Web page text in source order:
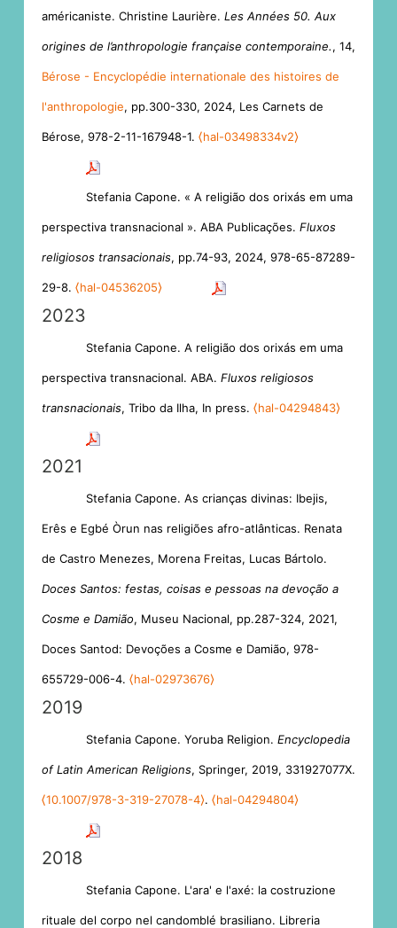
américaniste. Christine Laurière. Les Années 50. Aux
origines de l’anthropologie française contemporaine., 14,
Bérose - Encyclopédie internationale des histoires de
l'anthropologie, pp.300-330, 2024, Les Carnets de
Bérose, 978-2-11-167948-1. ⟨hal-03498334v2⟩
Stefania Capone. « A religião dos orixás em uma
perspectiva transnacional ». ABA Publicações. Fluxos
religiosos transacionais, pp.74-93, 2024, 978-65-87289-
29-8. ⟨hal-04536205⟩
2023
Stefania Capone. A religião dos orixás em uma
perspectiva transnacional. ABA. Fluxos religiosos
transnacionais, Tribo da Ilha, In press. ⟨hal-04294843⟩
2021
Stefania Capone. As crianças divinas: Ibejis,
Erês e Egbé Òrun nas religiões afro-atlânticas. Renata
de Castro Menezes, Morena Freitas, Lucas Bártolo.
Doces Santos: festas, coisas e pessoas na devoção a
Cosme e Damião, Museu Nacional, pp.287-324, 2021,
Doces Santod: Devoções a Cosme e Damião, 978-
655729-006-4. ⟨hal-02973676⟩
2019
Stefania Capone. Yoruba Religion. Encyclopedia
of Latin American Religions, Springer, 2019, 331927077X.
⟨10.1007/978-3-319-27078-4⟩. ⟨hal-04294804⟩
2018
Stefania Capone. L'ara' e l'axé: la costruzione
rituale del corpo nel candomblé brasiliano. Libreria